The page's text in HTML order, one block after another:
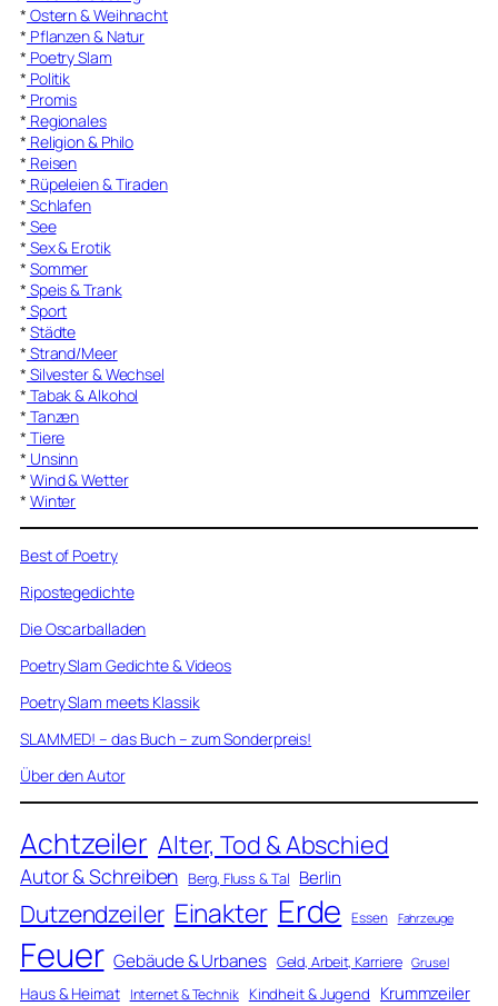
* Ostern & Weihnacht
* Pflanzen & Natur
* Poetry Slam
* Politik
* Promis
* Regionales
* Religion & Philo
* Reisen
* Rüpeleien & Tiraden
* Schlafen
* See
* Sex & Erotik
* Sommer
* Speis & Trank
* Sport
* Städte
* Strand/Meer
* Silvester & Wechsel
* Tabak & Alkohol
* Tanzen
* Tiere
* Unsinn
* Wind & Wetter
* Winter
Best of Poetry
Ripostegedichte
Die Oscarballaden
Poetry Slam Gedichte & Videos
Poetry Slam meets Klassik
SLAMMED! – das Buch – zum Sonderpreis!
Über den Autor
Achtzeiler Alter, Tod & Abschied
Autor & Schreiben Berg, Fluss & Tal Berlin
Dutzendzeiler Einakter Erde Essen Fahrzeuge
Feuer Gebäude & Urbanes Geld, Arbeit, Karriere Grusel
Haus & Heimat Internet & Technik Kindheit & Jugend Krummzeiler